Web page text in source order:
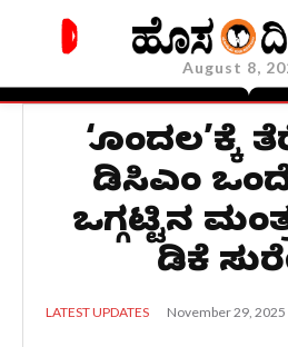
August 8,
‘ಗೊಂದಲ’ಕ್ಕೆ
ಡಿಸಿಎಂ
ಒಗ್ಗಟ್ಟಿನ
ಡಿಕೆ
LATEST UPDATES November 29, 2025